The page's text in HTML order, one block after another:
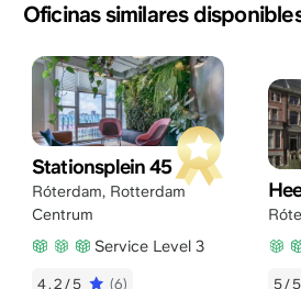
Oficinas similares
Stationsplein 45
Róterdam, Rotterdam
Centrum
Service Level 3
4.2/5 (6) 5/5